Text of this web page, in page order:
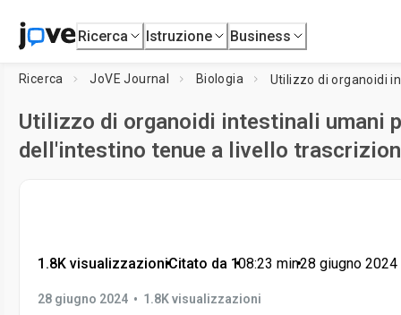
Ricerca Istruzione Business
Ricerca JoVE Journal Biologia
Utilizzo di organoidi intestinali umani
dell'intestino tenue a livello
1.8K visualizzazioni•Citato da 1•08:23 min•28 giugno 2024
28 giugno 2024 • 1.8K visualizzazioni